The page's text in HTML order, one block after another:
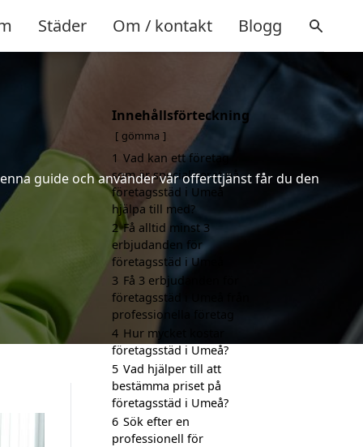
Städer Om / kontakt Blogg
guide och använder vår offerttjänst får du den
Innehållsförteckning
gömma
1 Vad kan ett företag
som är specialiserat på
företagsstäd i Umeå
hjälpa till med?
2 Få alltid minst 3
erbjudanden för
företagsstäd i Umeå
3 Få 3 erbjudanden för
företagsstäd i Umeå från
professionella företag
4 Hur mycket kostar
företagsstäd i Umeå?
5 Vad hjälper till att
bestämma priset på
företagsstäd i Umeå?
6 Sök efter en
professionell för